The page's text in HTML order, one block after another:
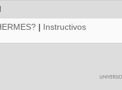
| Instructivos